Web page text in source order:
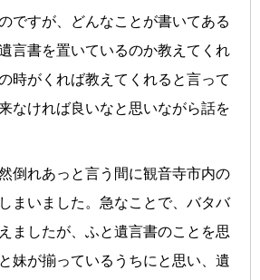
ですが、どんなことが書いてある
言書を置いているのか教えてくれ
時がくれば教えてくれると言って
なければ良いなと思いながら話を
倒れあっと言う間に観音寺市内の
まいました。急なことで、バタバ
ましたが、ふと遺言書のことを思
妹が揃っているうちにと思い、遺